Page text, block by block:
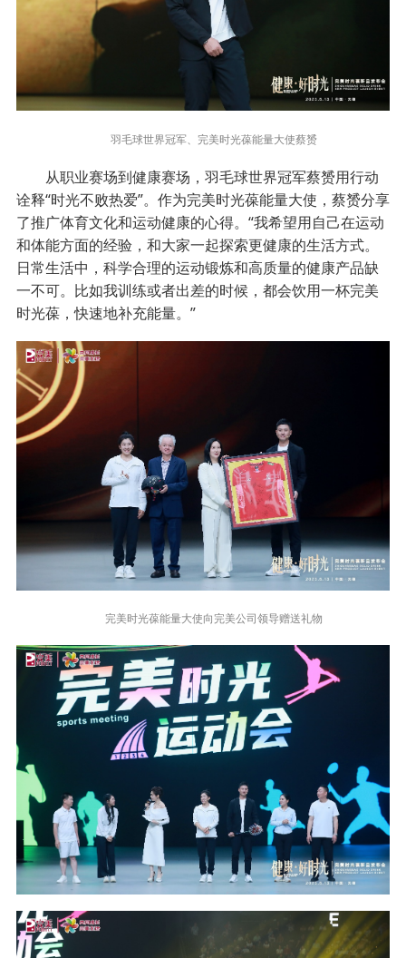
羽毛球世界冠军、完美时光葆能量大使蔡赟
从职业赛场到健康赛场，羽毛球世界冠军蔡赟用行动
诠释“时光不败热爱”。作为完美时光葆能量大使，蔡赟分享
了推广体育文化和运动健康的心得。“我希望用自己在运动
和体能方面的经验，和大家一起探索更健康的生活方式。
日常生活中，科学合理的运动锻炼和高质量的健康产品缺
一不可。比如我训练或者出差的时候，都会饮用一杯完美
时光葆，快速地补充能量。”
完美时光葆能量大使向完美公司领导赠送礼物